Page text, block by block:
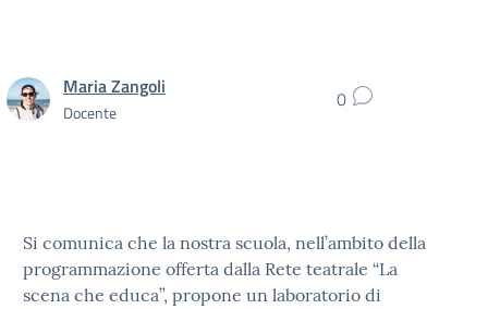
Maria Zangoli
Docente 0
Si comunica che la nostra scuola, nell’ambito della
programmazione offerta dalla Rete teatrale “La
scena che educa”, propone un laboratorio di